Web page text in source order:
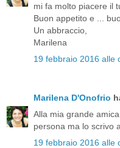
mi fa molto piacere il
Buon appetito e ...
Un abbraccio,
Marilena
19 febbraio 2016 alle
Marilena D'Onofrio
Alla mia grande
persona ma lo scrivo
19 febbraio 2016 alle